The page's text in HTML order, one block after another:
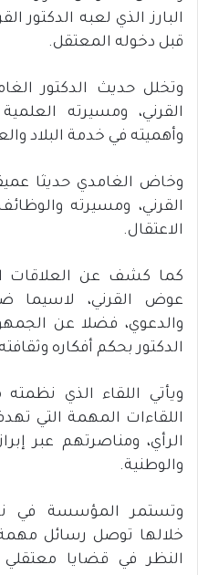
البارز الذي لعبه الدكتور
قبل دخوله المعتقل.
وتخلل حديث الدكتور
القرني، ومسيرته
وأهميته في خدمة البلاد
وخاض الغامدي حديثا
القرني، ومسيرته
الاعتقال.
كما كشف عن العلاقات
عوض القرني، لاسيما
والدعوي، فضلا عن
الدكتور بحكم أفكاره
ويأتي اللقاء الذي
اللقاءات المهمة التي
الرأي، ومناصرتهم عبر
والوطنية.
وتستمر المؤسسة في
خلالها توصل رسائل مهمة
النظر في قضايا